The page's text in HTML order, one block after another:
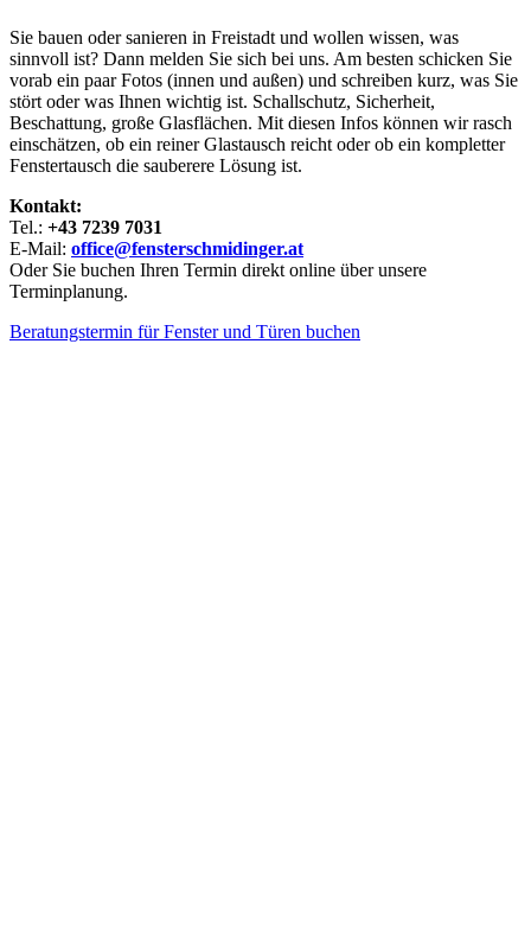
Sie bauen oder sanieren in Freistadt und wollen wissen, was
sinnvoll ist? Dann melden Sie sich bei uns. Am besten schicken Sie
vorab ein paar Fotos (innen und außen) und schreiben kurz, was Sie
stört oder was Ihnen wichtig ist. Schallschutz, Sicherheit,
Beschattung, große Glasflächen. Mit diesen Infos können wir rasch
einschätzen, ob ein reiner Glastausch reicht oder ob ein kompletter
Fenstertausch die sauberere Lösung ist.
Kontakt:
Tel.: +43 7239 7031
E-Mail: office@fensterschmidinger.at
Oder Sie buchen Ihren Termin direkt online über unsere
Terminplanung.
Beratungstermin für Fenster und Türen buchen